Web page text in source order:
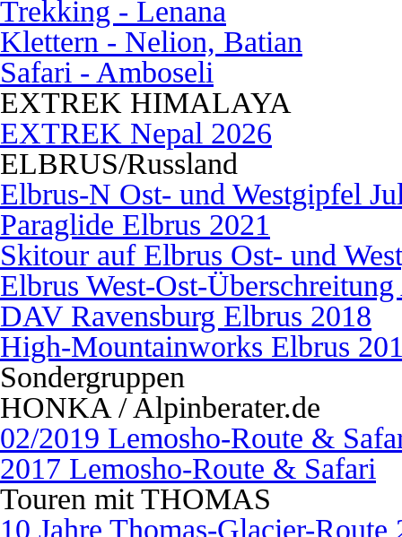
Trekking - Lenana
Klettern - Nelion, Batian
Safari - Amboseli
EXTREK HIMALAYA
EXTREK Nepal 2026
ELBRUS/Russland
Elbrus-N Ost- und Westgipfel
Paraglide Elbrus 2021
Skitour auf Elbrus Ost- und
Elbrus West-Ost-
DAV Ravensburg Elbrus 2018
High-Mountainworks Elbrus
Sondergruppen
HONKA / Alpinberater.de
02/2019 Lemosho-Route &
2017 Lemosho-Route & Safari
Touren mit THOMAS
10 Jahre Thomas-Glacier-Route